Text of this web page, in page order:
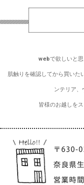
webで欲しいと思
肌触りを確認してから買いた
ンテリア、
皆様のお越しを